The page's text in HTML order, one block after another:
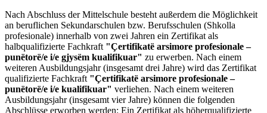
Nach Abschluss der Mittelschule besteht außerdem die Möglichkeit
an beruflichen Sekundarschulen bzw. Berufsschulen (Shkolla
profesionale) innerhalb von zwei Jahren ein Zertifikat als
halbqualifizierte Fachkraft "Çertifikatë arsimore profesionale –
punëtorë/e i/e gjysëm kualifikuar" zu erwerben. Nach einem
weiteren Ausbildungsjahr (insgesamt drei Jahre) wird das Zertifikat
qualifizierte Fachkraft "Çertifikatë arsimore profesionale –
punëtorë/e i/e kualifikuar" verliehen. Nach einem weiteren
Ausbildungsjahr (insgesamt vier Jahre) können die folgenden
Abschlüsse erworben werden: Ein Zertifikat als höherqualifizierte